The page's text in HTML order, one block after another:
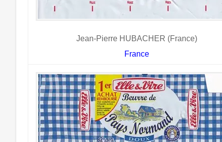
Jean-Pierre HUBACHER (France)
France